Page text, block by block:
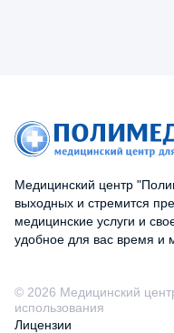
быстро и
Медицинский центр
выходных и стремится
медицинские услуги и
удобное для вас время и
© 2026 Медицинский
использования
Лицензии